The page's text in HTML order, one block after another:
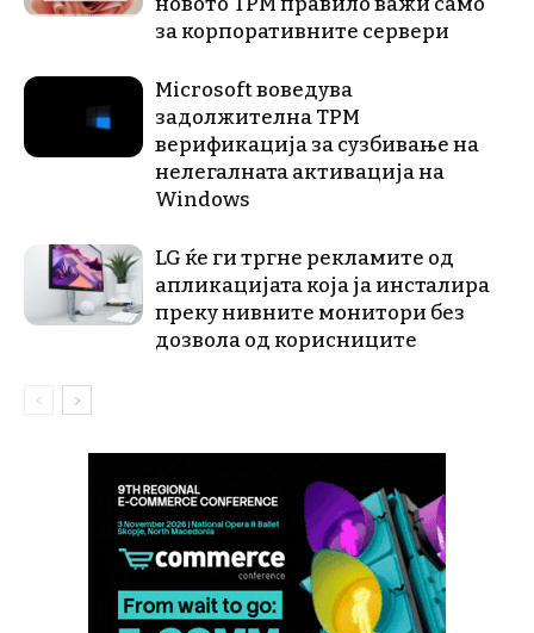
за корпоративните сервери
Microsoft воведува
задолжителна TPM
верификација за сузбивање на
нелегалната активација на
Windows
LG ќе ги тргне рекламите од
апликацијата која ја инсталира
преку нивните монитори без
дозвола од корисниците